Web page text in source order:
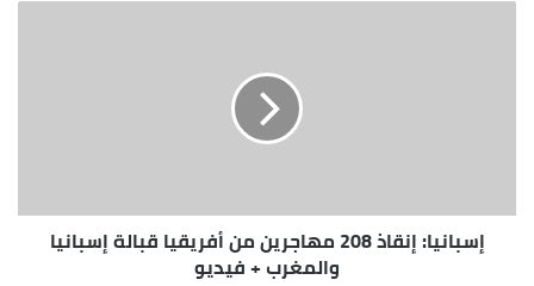
إسبانيا:
والمغرب
فيديو
إسبانيا: إنقاذ 208 مهاجرين من أفريقيا قبالة إسبانيا
والمغرب + فيديو